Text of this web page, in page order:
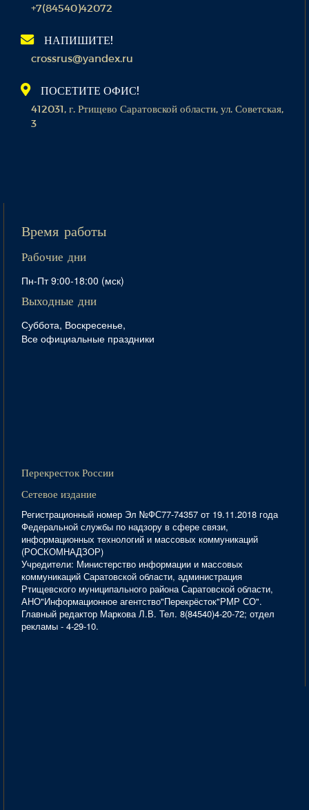
+7(84540)42072
НАПИШИТЕ!
crossrus@yandex.ru
ПОСЕТИТЕ ОФИС!
412031, г. Ртищево Саратовской области, ул. Советская,
3
Время работы
Рабочие дни
Пн-Пт 9:00-18:00 (мск)
Выходные дни
Суббота, Воскресенье,
Все официальные праздники
Перекресток России
Сетевое издание
Регистрационный номер Эл №ФС77-74357 от 19.11.2018 года
Федеральной службы по надзору в сфере связи,
информационных технологий и массовых коммуникаций
(РОСКОМНАДЗОР)
Учредители: Министерство информации и массовых
коммуникаций Саратовской области, администрация
Ртищевского муниципального района Саратовской области,
АНО"Информационное агентство"Перекрёсток"РМР СО".
Главный редактор Маркова Л.В. Тел. 8(84540)4-20-72; отдел
рекламы - 4-29-10.